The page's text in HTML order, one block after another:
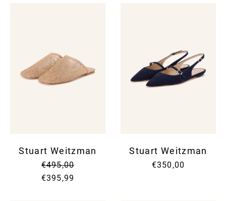
Stuart Weitzman
€495,00
€395,99
Stuart Weitzman
€350,00